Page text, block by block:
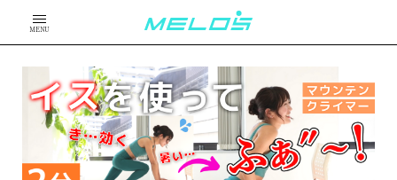
MENU